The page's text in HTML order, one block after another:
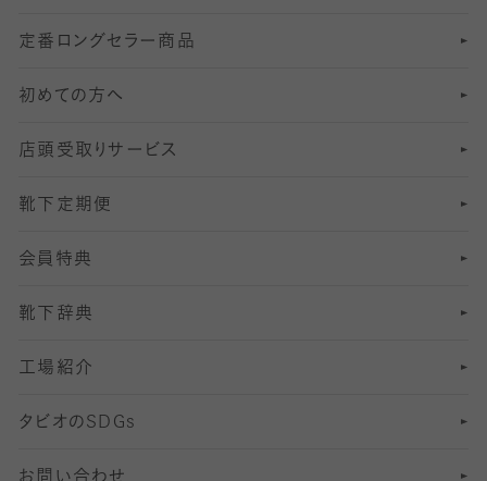
7 分丈 レギンス
8分丈 レギンス
10分丈 レギンス
12分丈レギンス
13分丈レギンス
スーツカジュアルソックス・靴下
ロングホーズ
サッカー・フットサル用ソックス
ヨガソックス・靴下
スポーツ用レッグウォーマー
SSサイズ（21～23cm）
Sサイズ（22～25cm）
Mサイズ（25～27cm）
Lサイズ（27～29cm）
加圧・着圧ソックス
冷えとり靴下
着圧・加圧タイツ
むくみ対策
足の疲れ対策
足の臭い対策
冷え対策
靴ずれ対策
定番ロングセラー商品
初めての方へ
店頭受取りサービス
靴下定期便
会員特典
靴下辞典
工場紹介
タビオのSDGs